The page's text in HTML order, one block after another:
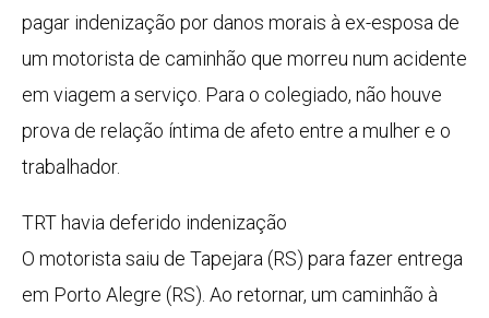
pagar indenização por danos morais à ex-esposa de
um motorista de caminhão que morreu num acidente
em viagem a serviço. Para o colegiado, não houve
prova de relação íntima de afeto entre a mulher e o
trabalhador.
TRT havia deferido indenização
O motorista saiu de Tapejara (RS) para fazer entrega
em Porto Alegre (RS). Ao retornar, um caminhão à